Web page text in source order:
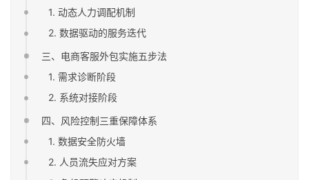
1. 动态人力调配机制
2. 数据驱动的服务迭代
三、电商客服外包实施五步法
1. 需求诊断阶段
2. 系统对接阶段
四、风险控制三重保障体系
1. 数据安全防火墙
2. 人员流失应对方案